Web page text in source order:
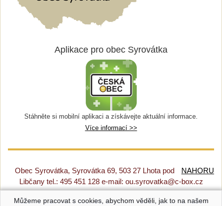
Aplikace pro obec Syrovátka
Stáhněte si mobilní aplikaci a získávejte aktuální informace.
Více informací >>
NAHORU
Obec Syrovátka, Syrovátka 69, 503 27 Lhota pod
Libčany tel.: 495 451 128 e-mail: ou.syrovatka@c-box.cz
Prohlášení o přístupnosti|Původní web|Nastavení cookies
Můžeme pracovat s cookies, abychom věděli, jak to na našem